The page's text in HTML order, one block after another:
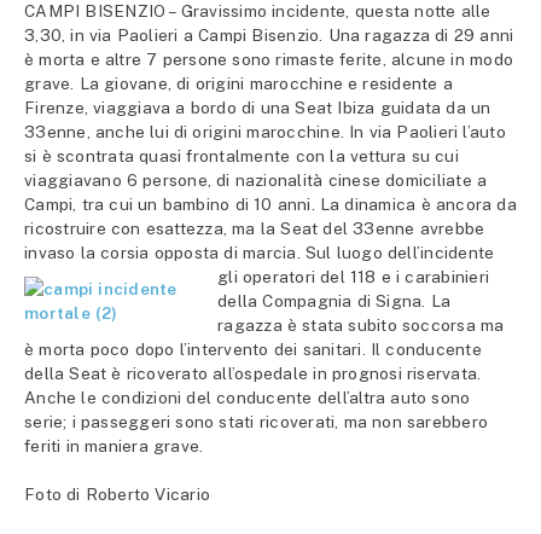
CAMPI BISENZIO – Gravissimo incidente, questa notte alle
3,30, in via Paolieri a Campi Bisenzio. Una ragazza di 29 anni
è morta e altre 7 persone sono rimaste ferite, alcune in modo
grave. La giovane, di origini marocchine e residente a
Firenze, viaggiava a bordo di una Seat Ibiza guidata da un
33enne, anche lui di origini marocchine. In via Paolieri l’auto
si è scontrata quasi frontalmente con la vettura su cui
viaggiavano 6 persone, di nazionalità cinese domiciliate a
Campi, tra cui un bambino di 10 anni. La dinamica è ancora da
ricostruire con esattezza, ma la Seat del 33enne avrebbe
invaso la corsia opposta di marcia. Sul luogo dell’incidente
gli operatori del 118 e i carabinieri
della Compagnia di Signa. La
ragazza è stata subito soccorsa ma
è morta poco dopo l’intervento dei sanitari. Il conducente
della Seat è ricoverato all’ospedale in prognosi riservata.
Anche le condizioni del conducente dell’altra auto sono
serie; i passeggeri sono stati ricoverati, ma non sarebbero
feriti in maniera grave.
Foto di Roberto Vicario